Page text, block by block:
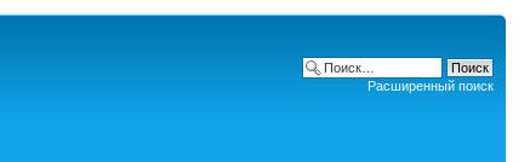
Расширенный поиск